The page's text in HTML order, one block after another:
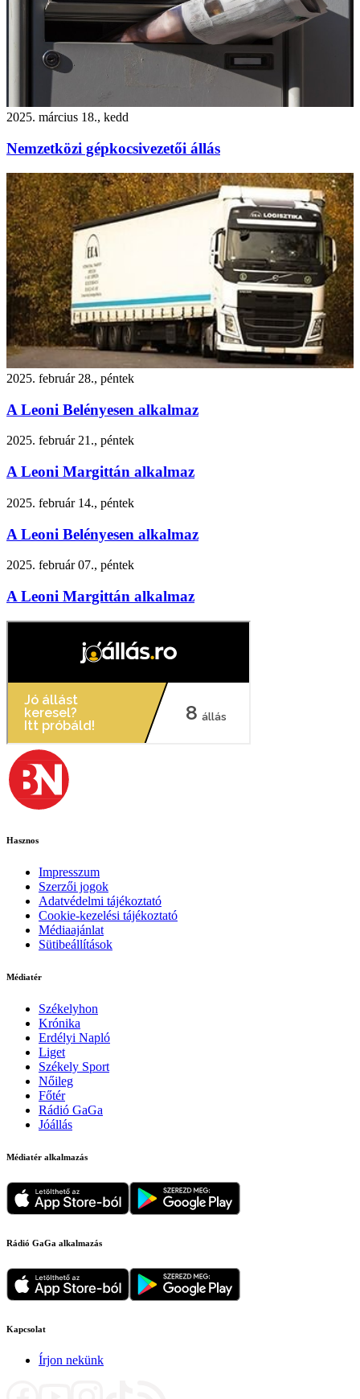
2025. március 18., kedd
Nemzetközi gépkocsivezetői állás
2025. február 28., péntek
A Leoni Belényesen alkalmaz
2025. február 21., péntek
A Leoni Margittán alkalmaz
2025. február 14., péntek
A Leoni Belényesen alkalmaz
2025. február 07., péntek
A Leoni Margittán alkalmaz
Hasznos
Impresszum
Szerzői jogok
Adatvédelmi tájékoztató
Cookie-kezelési tájékoztató
Médiaajánlat
Sütibeállítások
Médiatér
Székelyhon
Krónika
Erdélyi Napló
Liget
Székely Sport
Nőileg
Főtér
Rádió GaGa
Jóállás
Médiatér alkalmazás
Rádió GaGa alkalmazás
Kapcsolat
Írjon nekünk